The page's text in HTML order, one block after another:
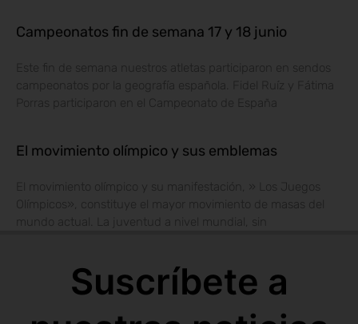
Campeonatos fin de semana 17 y 18 junio
campeonatos por la geografía española. Fidel Ruíz y Fátima
Porras participaron en el Campeonato de España
El movimiento olímpico y sus emblemas
El movimiento olímpico y su manifestación, » Los Juegos
Olímpicos», constituye el mayor movimiento de masas del
Suscríbete a